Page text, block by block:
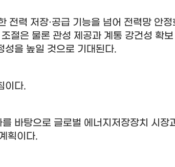
전력 저장·공급 기능을 넘어 전력망 안정
절은 물론 관성 제공과 계통 강건성 확
성을 높일 것으로 기대된다.
이다.
바탕으로 글로벌 에너지저장장치 시장
획이다.